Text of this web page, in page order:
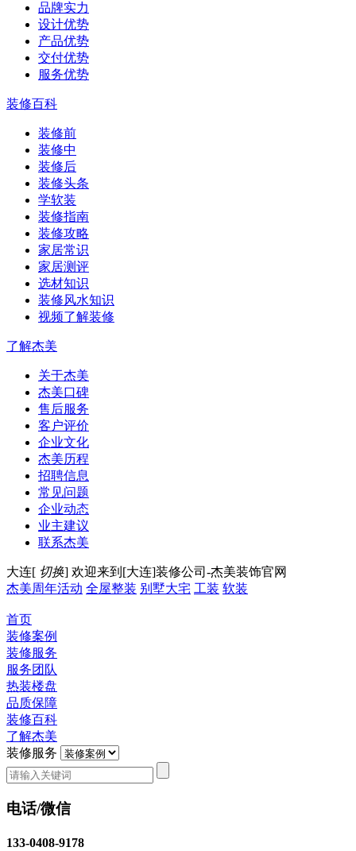
品牌实力
设计优势
产品优势
交付优势
服务优势
装修百科
装修前
装修中
装修后
装修头条
学软装
装修指南
装修攻略
家居常识
家居测评
选材知识
装修风水知识
视频了解装修
了解杰美
关于杰美
杰美口碑
售后服务
客户评价
企业文化
杰美历程
招聘信息
常见问题
企业动态
业主建议
联系杰美
大连[ 切换] 欢迎来到[大连]装修公司-杰美装饰官网
杰美周年活动 全屋整装 别墅大宅 工装 软装
首页
装修案例
装修服务
服务团队
热装楼盘
品质保障
装修百科
了解杰美
装修服务
电话/微信
133-0408-9178